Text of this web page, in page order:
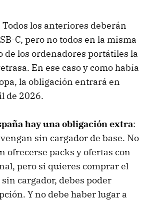
Todos los anteriores deberán
C, pero no todos en la misma
de los ordenadores portátiles la
En ese caso y como había
la obligación entrará en
de 2026.
hay una obligación extra:
sin cargador de base. No
ofrecerse packs y ofertas con
pero si quieres comprar el
cargador, debes poder
Y no debe haber lugar a